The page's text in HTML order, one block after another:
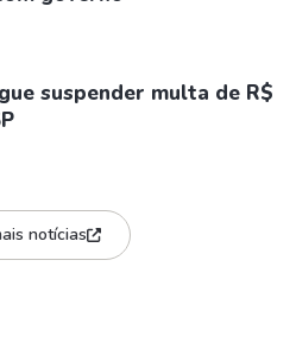
suspender multa de R$
notícias